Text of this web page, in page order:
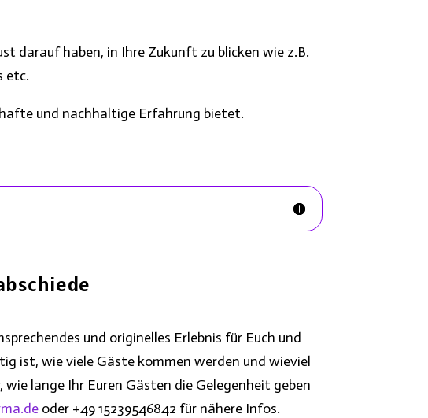
darauf haben, in Ihre Zukunft zu blicken wie z.B.
etc.
und nachhaltige Erfahrung bietet.
und originelles Erlebnis für Euch und
ist, wie viele Gäste kommen werden und wieviel
lange Ihr Euren Gästen die Gelegenheit geben
oder +49 15239546842 für nähere Infos.